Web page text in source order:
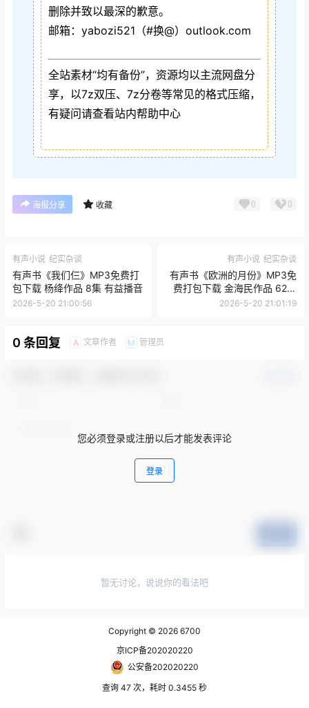
删除并致以最深的歉意。
邮箱：yabozi521（#换@）outlook.com
全站素材“均有备份”，资源均以主流网盘分
享，以7z双压、7z分卷等常见的格式压缩，
有疑问请查看站内帮助中心
海报分享 收藏 0 0
有声小说 纪实杂谈
有声书《我们仨》MP3免费打
包下载 杨绛作品 8集 有益播音
2026-5-20 21:00:56
有声小说 纪实杂谈
有声书《欧洲的月份》MP3免
费打包下载 金海民作品 62集
ZT播音
2026-5-20 21:01:19
0 条回复 A 文章作者 M 管理员
您必须登录或注册以后才能发表评论
登录
暂无讨论，说说你的看法吧
Copyright © 2026 6700
京ICP备202020220
公安备202020220
查询 47 次，耗时 0.3455 秒